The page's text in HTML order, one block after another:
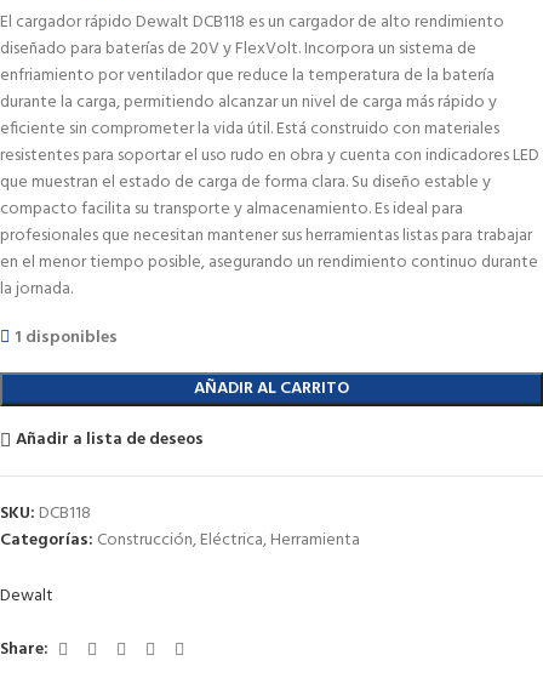
El cargador rápido Dewalt DCB118 es un cargador de alto rendimiento
diseñado para baterías de 20V y FlexVolt. Incorpora un sistema de
enfriamiento por ventilador que reduce la temperatura de la batería
durante la carga, permitiendo alcanzar un nivel de carga más rápido y
eficiente sin comprometer la vida útil. Está construido con materiales
resistentes para soportar el uso rudo en obra y cuenta con indicadores LED
que muestran el estado de carga de forma clara. Su diseño estable y
compacto facilita su transporte y almacenamiento. Es ideal para
profesionales que necesitan mantener sus herramientas listas para trabajar
en el menor tiempo posible, asegurando un rendimiento continuo durante
la jornada.
1 disponibles
AÑADIR AL CARRITO
Añadir a lista de deseos
SKU: DCB118
Categorías: Construcción,Eléctrica,Herramienta
Dewalt
Share: